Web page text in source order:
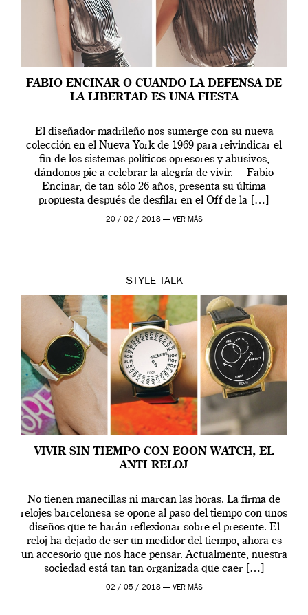
FABIO ENCINAR O CUANDO LA DEFENSA DE
LA LIBERTAD ES UNA FIESTA
El diseñador madrileño nos sumerge con su nueva
colección en el Nueva York de 1969 para reivindicar el
fin de los sistemas políticos opresores y abusivos,
dándonos pie a celebrar la alegría de vivir. Fabio
Encinar, de tan sólo 26 años, presenta su última
propuesta después de desfilar en el Off de la […]
20 / 02 / 2018 — VER MÁS
STYLE TALK
VIVIR SIN TIEMPO CON EOON WATCH, EL
ANTI RELOJ
No tienen manecillas ni marcan las horas. La firma de
relojes barcelonesa se opone al paso del tiempo con unos
diseños que te harán reflexionar sobre el presente. El
reloj ha dejado de ser un medidor del tiempo, ahora es
un accesorio que nos hace pensar. Actualmente, nuestra
sociedad está tan tan organizada que caer […]
02 / 05 / 2018 — VER MÁS